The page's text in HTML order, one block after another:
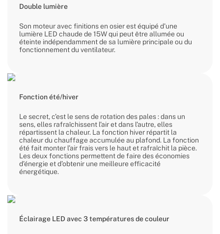
Double lumière
Son moteur avec finitions en osier est équipé d'une
lumière LED chaude de 15W qui peut être allumée ou
éteinte indépendamment de sa lumière principale ou du
fonctionnement du ventilateur.
Fonction été/hiver
Le secret, c’est le sens de rotation des pales : dans un
sens, elles rafraîchissent l’air et dans l’autre, elles
répartissent la chaleur. La fonction hiver répartit la
chaleur du chauffage accumulée au plafond. La fonction
été fait monter l’air frais vers le haut et rafraîchit la pièce.
Les deux fonctions permettent de faire des économies
d’énergie et d’obtenir une meilleure efficacité
énergétique.
Éclairage LED avec 3 températures de couleur